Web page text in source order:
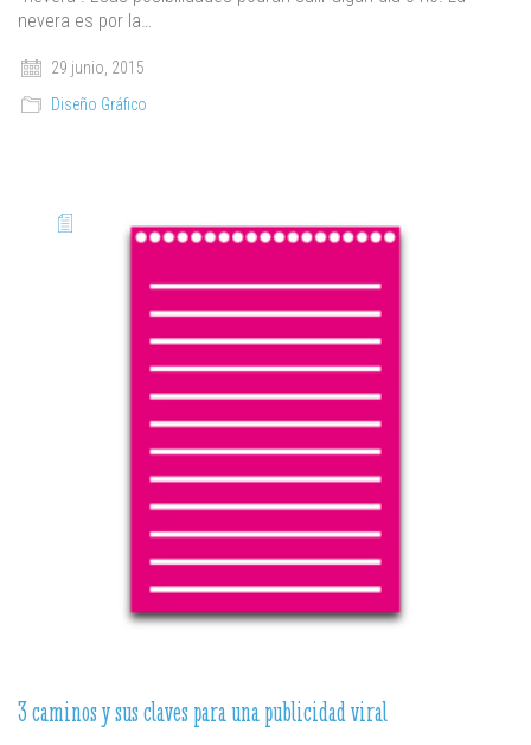
nevera es por la…
29 junio, 2015
Diseño Gráfico
3 caminos y sus claves para una publicidad viral